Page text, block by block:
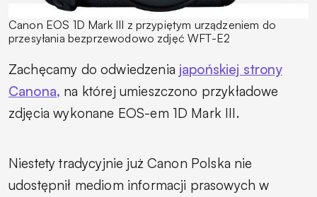
Canon EOS 1D Mark III z przypiętym urządzeniem do
przesyłania bezprzewodowo zdjęć WFT-E2
Zachęcamy do odwiedzenia japońskiej strony
Canona, na której umieszczono przykładowe
zdjęcia wykonane EOS-em 1D Mark III.
Niestety tradycyjnie już Canon Polska nie
udostępnił mediom informacji prasowych w